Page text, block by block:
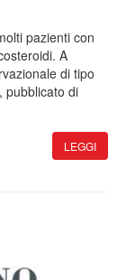
pazienti con
A
di tipo
pubblicato di
LEGGI